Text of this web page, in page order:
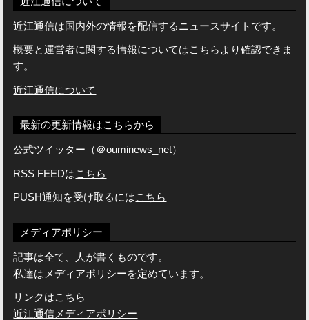
近江通信は国内外の情報を配信するニュースサイトです。
概要と運営者に関する情報についてはこちらより確認できま
す。
近江通信について
最新の更新情報はこちらから
公式ツイッター（＠ouminews_net）
RSS FEEDはこちら
PUSH通知を受け取るにはこちら
メディアポリシー
記事は全て、人が書くものです。
私達はメディアポリシーを定めています。
リンクはこちら
近江通信メディアポリシー